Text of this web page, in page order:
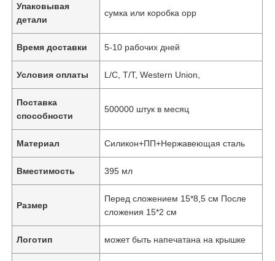
Упаковывая
детали
сумка или коробка opp
Время доставки 5-10 рабочих дней
Условия оплаты L/C, T/T, Western Union,
Поставка
способности
500000 штук в месяц
Материал Силикон+ПП+Нержавеющая сталь
Вместимость 395 мл
Размер
Перед сложением 15*8,5 см После
сложения 15*2 см
Логотип может быть напечатана на крышке